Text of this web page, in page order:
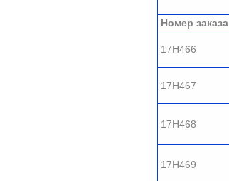
Номер заказа
17H466
17H467
17H468
17H469